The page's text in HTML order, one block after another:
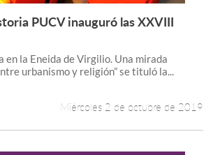
Leer más +
PUCV inauguró las XXVIII
en la Eneida de Virgilio. Una mirada
urbanismo y religión” se tituló la...
Miércoles 2 de octubre de 2019